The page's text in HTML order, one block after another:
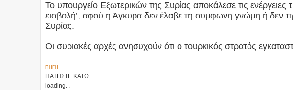
Το υπουργείο Εξωτερικών της Συρίας αποκάλεσε τις ενέργειες
εισβολή’, αφού η Άγκυρα δεν έλαβε τη σύμφωνη γνώμη ή δεν
Συρίας.
Οι συριακές αρχές ανησυχούν ότι ο τουρκικός στρατός
ΠΗΓΗ
ΠΑΤΗΣΤΕ ΚΑΤΩ....
loading...